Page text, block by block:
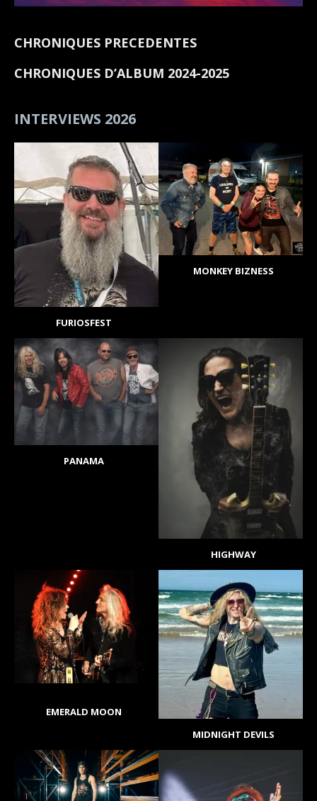
CHRONIQUES PRECEDENTES
CHRONIQUES D’ALBUM 2024-2025
INTERVIEWS 2026
FURIOSFEST
MONKEY BIZNESS
PANAMA
HIGHWAY
EMERALD MOON
MIDNIGHT DEVILS